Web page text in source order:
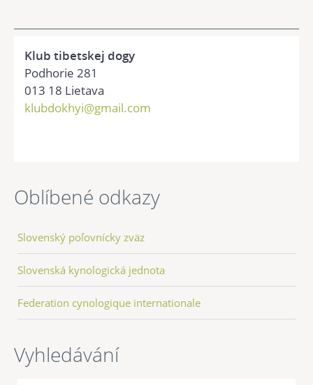
Klub tibetskej dogy
Podhorie 281
013 18 Lietava
klubdokhyi@gmail.com
Oblíbené odkazy
Slovenský poľovnícky zväz
Slovenská kynologická jednota
Federation cynologique internationale
Vyhledávání